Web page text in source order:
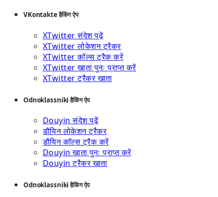
VKontakte हैकिंग ऐप
XTwitter संदेश पढ़ें
XTwitter लोकेशन ट्रैकर
XTwitter कॉल्स ट्रैक करें
XTwitter खाता पुनः प्राप्त करें
XTwitter ट्रैकर खाता
Odnoklassniki हैकिंग ऐप
Douyin संदेश पढ़ें
डौयिन लोकेशन ट्रैकर
डौयिन कॉल्स ट्रैक करें
Douyin खाता पुनः प्राप्त करें
Douyin ट्रैकर खाता
Odnoklassniki हैकिंग ऐप